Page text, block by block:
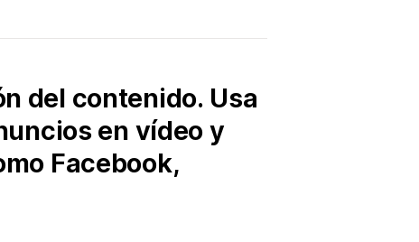
del contenido. Usa
en vídeo y
Facebook,